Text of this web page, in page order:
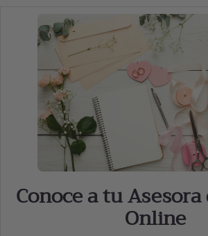
Conoce a tu
Online